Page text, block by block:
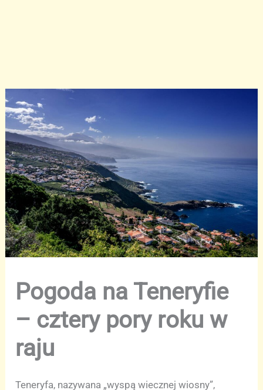
Pogoda na Teneryfie
– cztery pory roku w
raju
Teneryfa, nazywana „wyspą wiecznej wiosny”,